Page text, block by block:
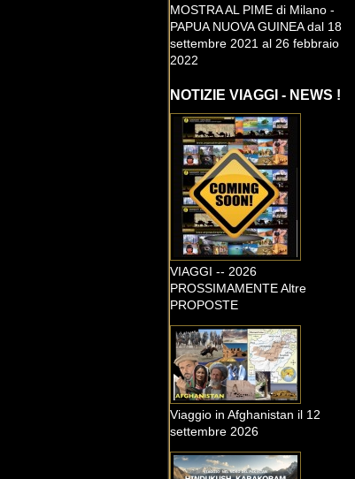
MOSTRA AL PIME di Milano -
PAPUA NUOVA GUINEA dal 18
settembre 2021 al 26 febbraio
2022
NOTIZIE VIAGGI - NEWS !
VIAGGI -- 2026
PROSSIMAMENTE Altre
PROPOSTE
Viaggio in Afghanistan il 12
settembre 2026